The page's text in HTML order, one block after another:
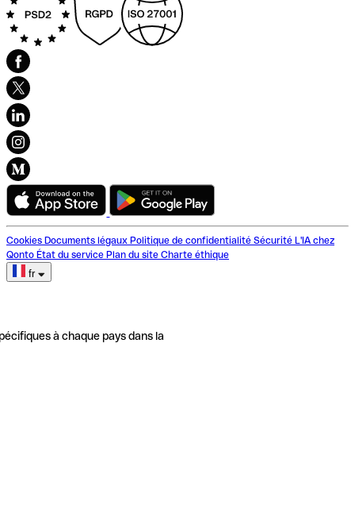
Cookies Documents légaux Politique de confidentialité Sécurité L'IA chez
Qonto État du service Plan du site Charte éthique
fr
à chaque pays dans la